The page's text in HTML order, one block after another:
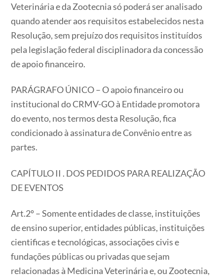
Veterinária e da Zootecnia só poderá ser analisado
quando atender aos requisitos estabelecidos nesta
Resolução, sem prejuízo dos requisitos instituídos
pela legislação federal disciplinadora da concessão
de apoio financeiro.
PARÁGRAFO ÚNICO – O apoio financeiro ou
institucional do CRMV-GO à Entidade promotora
do evento, nos termos desta Resolução, fica
condicionado à assinatura de Convênio entre as
partes.
CAPÍTULO II . DOS PEDIDOS PARA REALIZAÇÃO
DE EVENTOS
Art.2º – Somente entidades de classe, instituições
de ensino superior, entidades públicas, instituições
cientificas e tecnológicas, associações civis e
fundações públicas ou privadas que sejam
relacionadas à Medicina Veterinária e, ou Zootecnia,